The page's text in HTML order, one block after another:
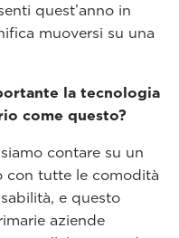
quest’anno in
muoversi su una
la tecnologia
come questo?
contare su un
con tutte le comodità
e questo
aziende